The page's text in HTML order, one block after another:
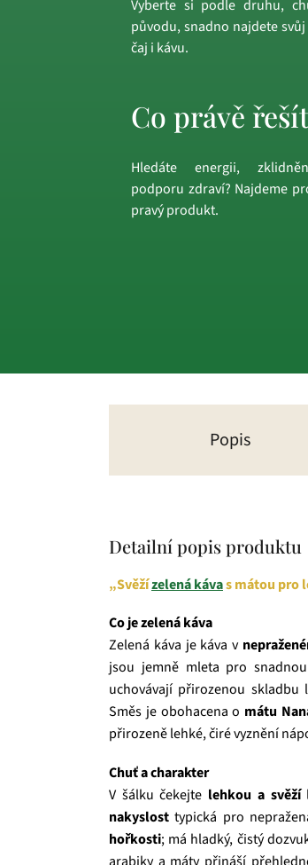
Vyberte si podle druhu,
původu, snadno najdete
čaj i kávu.
Co právě
Hledáte energii,
podporu zdraví? Najdeme
pravý produkt.
Popis
Detailní popis produktu
„Svěžízelená kávas mátou pro
Co je zelená káva
Zelená káva je káva v
jsou jemně mleta pro
uchovávají přirozenou skladbu
Směs je obohacena o mátu
přirozeně lehké, čiré vyznění
Chuť a charakter
V šálku čekejte lehkou a svěží
nakyslost typická pro
hořkosti; má hladký, čistý